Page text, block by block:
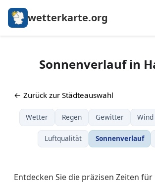
wetterkarte.org
Sonnenverlauf in
← Zurück zur Städteauswahl
Wetter Regen Gewitter Wind
Luftqualität Sonnenverlauf
Entdecken Sie die präzisen Zeiten für